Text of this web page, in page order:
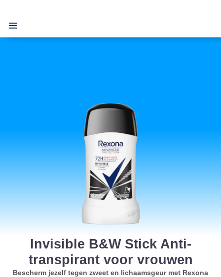
Invisible B&W Stick Anti-
transpirant voor vrouwen
Bescherm jezelf tegen zweet en lichaamsgeur met Rexona